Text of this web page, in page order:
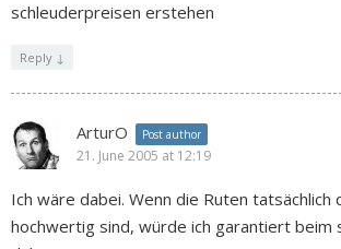
schleuderpreisen erstehen
Reply ↓
ArturO Post author
21. June 2005 at 12:19
Ich wäre dabei. Wenn die Ruten tatsächlich
hochwertig sind, würde ich garantiert beim